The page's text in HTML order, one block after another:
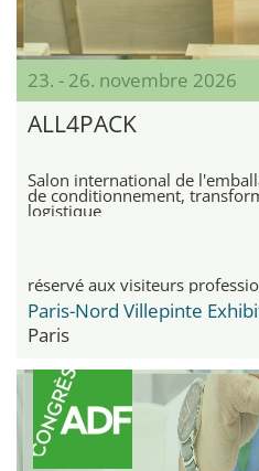
23. - 26. novembre 2026
ALL4PACK
Salon international de
de conditionnement,
logistique
réservé aux visiteurs
Paris-Nord Villepinte
Paris